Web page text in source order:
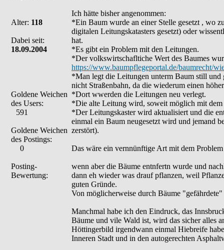
Alter: 118
Dabei seit:
18.09.2004
Goldene Weichen
des Users:
591
Goldene Weichen
des Postings:
0
Posting-
Bewertung:
Ich hätte bisher angenommen:
*Ein Baum wurde an einer Stelle gesetzt , wo
digitalen Leitungskatasters gesetzt) oder
hat.
*Es gibt ein Problem mit den Leitungen.
*Der volkswirtschafltiche Wert des Baumes
https://www.baumpflegeportal.de/baumrecht/
*Man legt die Leitungen unterm Baum still und
nicht Straßenbahn, da die wiederum einen
*Dort wwerden die Leitungen neu verlegt.
*Die alte Leitung wird, soweit möglich mit dem
*Der Leitungskaster wird aktualisiert und die
einmal ein Baum neugesetzt wird und jemand
zerstört).
Das wäre ein vernnünftige Art mit dem
wenn aber die Bäume entnfertn wurde und
dann eh wieder was drauf pflanzen, weil
guten Gründe.
Von möglicherweise durch Bäume
Manchmal habe ich den Eindruck, das
Bäume und vile Wald ist, wird das sicher alles
Höttingerbild irgendwann einmal Hiebreife
Inneren Stadt und in den autogerechten